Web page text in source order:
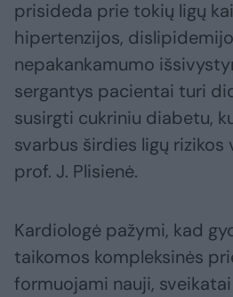
prisideda prie tokių ligų
hipertenzijos,
nepakankamumo
sergantys pacientai turi
susirgti cukriniu diabetu,
svarbus širdies ligų rizikos
prof. J. Plisienė.
Kardiologė pažymi, kad
taikomos kompleksinės
formuojami nauji,